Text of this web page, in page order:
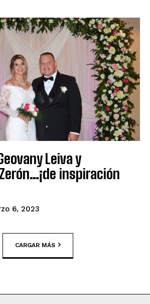
Leiva y
inspiración
6, 2023
CARGAR MÁS